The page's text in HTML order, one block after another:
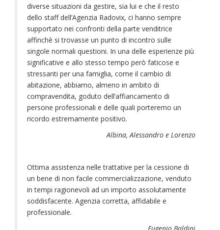
diverse situazioni da gestire, sia lui e che il resto
dello staff dell’Agenzia Radovix, ci hanno sempre
supportato nei confronti della parte venditrice
affinchè si trovasse un punto di incontro sulle
singole normali questioni. In una delle esperienze più
significative e allo stesso tempo però faticose e
stressanti per una famiglia, come il cambio di
abitazione, abbiamo, almeno in ambito di
compravendita, goduto dell’affiancamento di
persone professionali e delle quali porteremo un
ricordo estremamente positivo.
Albina, Alessandro e Lorenzo
Ottima assistenza nelle trattative per la cessione di
un bene di non facile commercializzazione, venduto
in tempi ragionevoli ad un importo assolutamente
soddisfacente. Agenzia corretta, affidabile e
professionale.